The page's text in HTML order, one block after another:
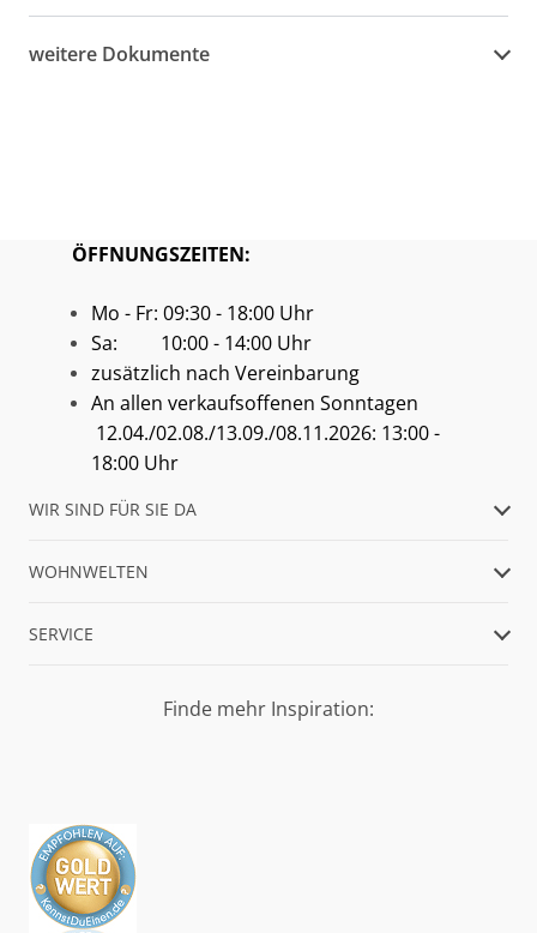
weitere Dokumente
ÖFFNUNGSZEITEN:
Mo - Fr: 09:30 - 18:00 Uhr
Sa: 10:00 - 14:00 Uhr
zusätzlich nach Vereinbarung
An allen verkaufsoffenen Sonntagen
12.04./02.08./13.09./08.11.2026: 13:00 -
18:00 Uhr
WIR SIND FÜR SIE DA
WOHNWELTEN
SERVICE
Finde mehr Inspiration: